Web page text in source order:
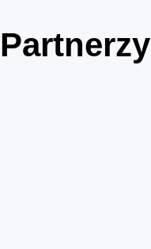
Partnerzy